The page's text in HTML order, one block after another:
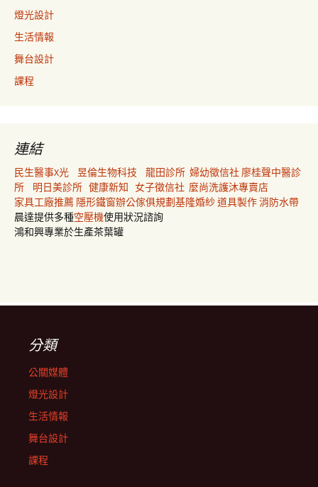
燈光設計
生活情報
舞台設計
課程
連結
民生醫事X光 昱倫生物科技 龍田診所 婦幼徵信社 廖桂聲中醫診
所
明日美診所 健康新知 女子徵信社 麼尚洗護沐專賣店
家具工廠推薦 隱形鐵窗辦公傢俱規劃基隆婚紗道具製作消防水帶
晨達提供多種空壓機使用狀況諮詢
鴻和興專業於生產茶葉罐
分類
公關媒體
燈光設計
生活情報
舞台設計
課程